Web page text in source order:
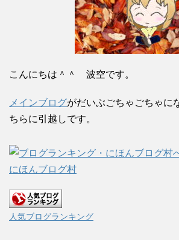
こんにちは＾＾ 波空です。
メインブログがだいぶごちゃごちゃに
ちらに引越しです。
にほんブログ村
人気ブログランキング